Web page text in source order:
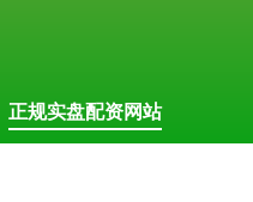
正规实盘配资网站